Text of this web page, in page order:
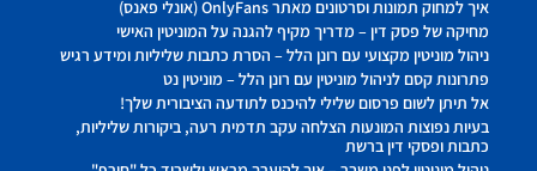
איך למחוק תמונות וסרטונים מאתר OnlyFans (אונלי פאנס)
מחיקה של פסק דין – מדריך מקיף להגנה על המוניטין האישי
ניהול מוניטין מקצועי עם רונן הלל – הסרת כתבות שליליות ומידע רגיש
פתרונות קסם לניהול מוניטין עם רונן הלל – מוניטין נט
אל תיתן לשום פרסום שלילי להיכנס לתודעה הציבורית שלך!
בעיות נפוצות המונעות הצלחה עקב תדמית רעה, ביקורות שליליות,
כתבות ופסקי דין ברשת